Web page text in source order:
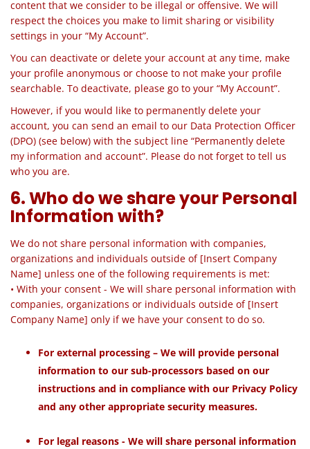
content that we consider to be illegal or offensive. We will
respect the choices you make to limit sharing or visibility
settings in your “My Account”.
You can deactivate or delete your account at any time, make
your profile anonymous or choose to not make your profile
searchable. To deactivate, please go to your “My Account”.
However, if you would like to permanently delete your
account, you can send an email to our Data Protection Officer
(DPO) (see below) with the subject line “Permanently delete
my information and account”. Please do not forget to tell us
who you are.
6. Who do we share your Personal
Information with?
We do not share personal information with companies,
organizations and individuals outside of [Insert Company
Name] unless one of the following requirements is met:
• With your consent - We will share personal information with
companies, organizations or individuals outside of [Insert
Company Name] only if we have your consent to do so.
For external processing – We will provide personal
information to our sub-processors based on our
instructions and in compliance with our Privacy Policy
and any other appropriate security measures.
For legal reasons - We will share personal information